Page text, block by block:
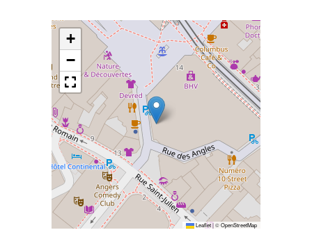
+
−
Leaflet|©OpenStreetMap